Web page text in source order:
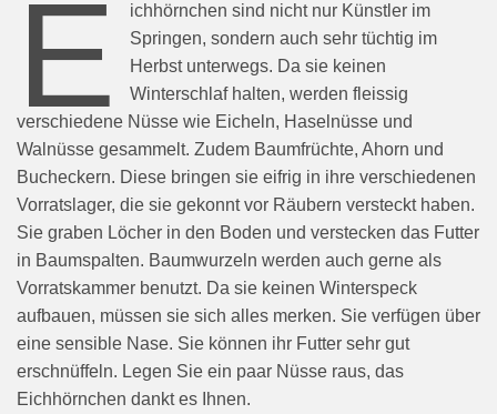
E
ichhörnchen sind nicht nur Künstler im
Springen, sondern auch sehr tüchtig im
Herbst unterwegs. Da sie keinen
Winterschlaf halten, werden fleissig
verschiedene Nüsse wie Eicheln, Haselnüsse und
Walnüsse gesammelt. Zudem Baumfrüchte, Ahorn und
Bucheckern. Diese bringen sie eifrig in ihre verschiedenen
Vorratslager, die sie gekonnt vor Räubern versteckt haben.
Sie graben Löcher in den Boden und verstecken das Futter
in Baumspalten. Baumwurzeln werden auch gerne als
Vorratskammer benutzt. Da sie keinen Winterspeck
aufbauen, müssen sie sich alles merken. Sie verfügen über
eine sensible Nase. Sie können ihr Futter sehr gut
erschnüffeln. Legen Sie ein paar Nüsse raus, das
Eichhörnchen dankt es Ihnen.